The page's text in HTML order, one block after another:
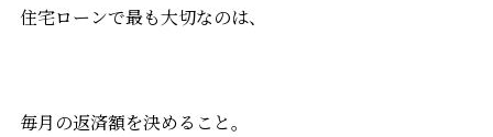
住宅ローンで最も大切なのは、
毎月の返済額を決めること。